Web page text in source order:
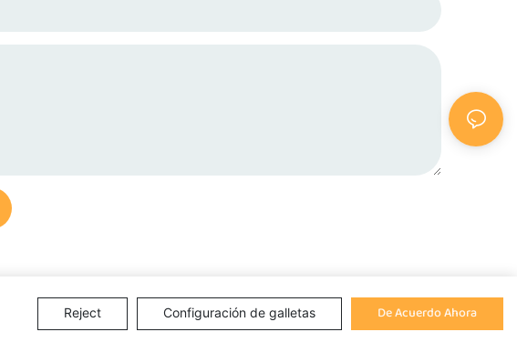
Mapa del sitio
Reject Configuración de galletas De Acuerdo Ahora